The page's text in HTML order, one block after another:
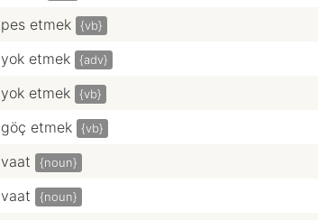
pes etmek {vb}
yok etmek {adv}
yok etmek {vb}
göç etmek {vb}
vaat {noun}
vaat {noun}